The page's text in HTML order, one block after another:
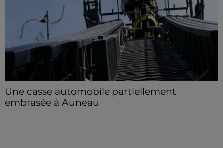
Une casse automobile partiellement
embrasée à Auneau